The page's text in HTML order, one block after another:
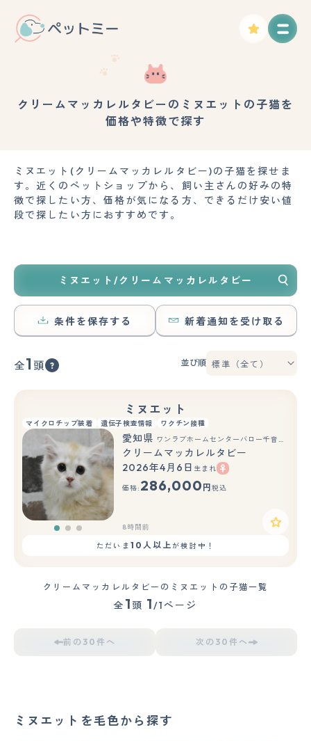
クリームマッカレルタビーのミヌエットの子猫を
価格や特徴で探す
ミヌエット(クリームマッカレルタビー)の子猫を探せま
す。近くのペットショップから、飼い主さんの好みの特
徴で探したい方、価格が気になる方、できるだけ安い値
段で探したい方におすすめです。
ミヌエット/クリームマッカレルタビー
条件を保存する 新着通知を受け取る
全1 頭 並び順
ミヌエット
マイクロチップ装着 遺伝子検査情報 ワクチン接種
もっと見る
愛知県 ワンラブホームセンターバロー千音寺店(FC)
クリームマッカレルタビー
2026年4月6日 生まれ
価格: 286,000 円 税込
8時間前
ただいま 10人以上が検討中！
クリームマッカレルタビーのミヌエットの子猫一覧
全 1 頭 1/1ページ
前の30件へ 次の30件へ
ミヌエットを毛色から探す